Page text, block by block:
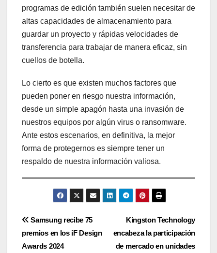
programas de edición también suelen necesitar de
altas capacidades de almacenamiento para
guardar un proyecto y rápidas velocidades de
transferencia para trabajar de manera eficaz, sin
cuellos de botella.
Lo cierto es que existen muchos factores que
pueden poner en riesgo nuestra información,
desde un simple apagón hasta una invasión de
nuestros equipos por algún virus o ransomware.
Ante estos escenarios, en definitiva, la mejor
forma de protegernos es siempre tener un
respaldo de nuestra información valiosa.
Navegación
de
Kingston Technology
encabeza la participación
de mercado en unidades
Samsung recibe 75
premios en los iF Design
Awards 2024